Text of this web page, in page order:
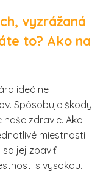
vyzrážaná
to? Ako na
ideálne
Spôsobuje škody
zdravie. Ako
miestnosti
sa jej zbaviť.
s vysokou...